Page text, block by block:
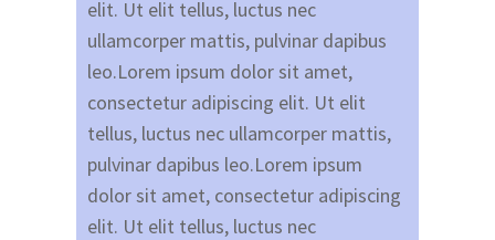
elit. Ut elit tellus, luctus nec
ullamcorper mattis, pulvinar dapibus
leo.Lorem ipsum dolor sit amet,
consectetur adipiscing elit. Ut elit
tellus, luctus nec ullamcorper mattis,
pulvinar dapibus leo.Lorem ipsum
dolor sit amet, consectetur adipiscing
elit. Ut elit tellus, luctus nec